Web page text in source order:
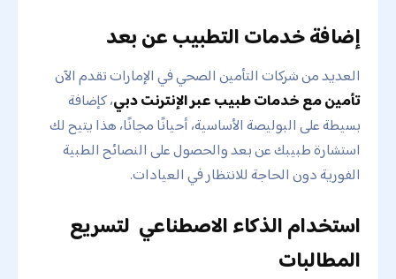
إضافة خدمات التطبيب عن بعد
العديد من شركات التأمين الصحي في الإمارات تقدم الآن
تأمين مع خدمات طبيب عبر الإنترنت دبي، كإضافة
بسيطة على البوليصة الأساسية، أحيانًا مجانًا، هذا يتيح لك
استشارة طبيبك عن بعد والحصول على النصائح الطبية
الفورية دون الحاجة للانتظار في العيادات.
استخدام الذكاء الاصطناعي لتسريع
المطالبات